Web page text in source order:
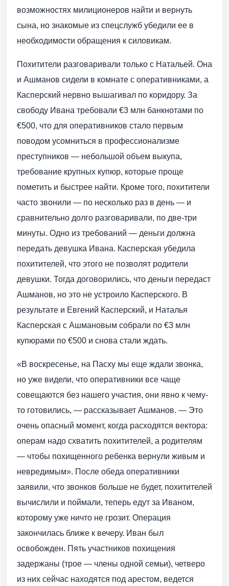
возможностях милиционеров найти и вернуть
сына, но знакомые из спецслужб убедили ее в
необходимости обращения к силовикам.
Похитители разговаривали только с Натальей. Она
и Ашманов сидели в комнате с оперативниками, а
Касперский нервно вышагивал по коридору. За
свободу Ивана требовали €3 млн банкнотами по
€500, что для оперативников стало первым
поводом усомниться в профессионализме
преступников — небольшой объем выкупа,
требование крупных купюр, которые проще
пометить и быстрее найти. Кроме того, похитители
часто звонили — по несколько раз в день — и
сравнительно долго разговаривали, по две-три
минуты. Одно из требований — деньги должна
передать девушка Ивана. Касперская убедила
похитителей, что этого не позволят родители
девушки. Тогда договорились, что деньги передаст
Ашманов, но это не устроило Касперского. В
результате и Евгений Касперский, и Наталья
Касперская с Ашмановым собрали по €3 млн
купюрами по €500 и снова стали ждать.
«В воскресенье, на Пасху мы еще ждали звонка,
но уже видели, что оперативники все чаще
совещаются без нашего участия, они явно к чему-
то готовились, — рассказывает Ашманов. — Это
очень опасный момент, когда расходятся вектора:
операм надо схватить похитителей, а родителям
— чтобы похищенного ребенка вернули живым и
невредимым». После обеда оперативники
заявили, что звонков больше не будет, похитителей
вычислили и поймали, теперь едут за Иваном,
которому уже ничто не грозит. Операция
закончилась ближе к вечеру. Иван был
освобожден. Пять участников похищения
задержаны (трое — члены одной семьи), четверо
из них сейчас находятся под арестом, ведется